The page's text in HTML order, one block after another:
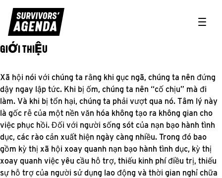
PHỤC HỒI CÔNG LÝ
GIỚI THIỆU
Xã hội nói với chúng ta rằng khi gục ngã, chúng ta nên đứng
dậy ngay lập tức. Khi bị ốm, chúng ta nên “cố chịu” mà đi
làm. Và khi bị tổn hại, chúng ta phải vượt qua nó. Tâm lý này
là gốc rễ của một nền văn hóa không tạo ra không gian cho
việc phục hồi. Đối với người sống sót của nạn bạo hành tình
dục, các rào cản xuất hiện ngày càng nhiều. Trong đó bao
gồm kỳ thị xã hội xoay quanh nạn bạo hành tình dục, kỳ thị
xoay quanh việc yêu cầu hỗ trợ, thiếu kinh phí điều trị, thiếu
sự hỗ trợ của người sử dụng lao động và thời gian nghỉ chữa